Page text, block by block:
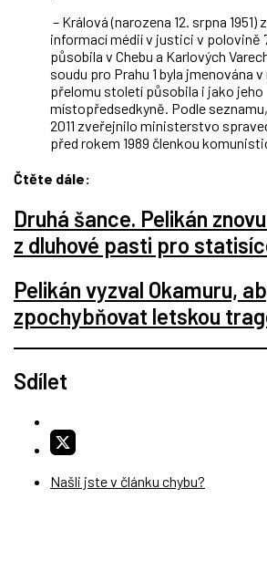
– Králová (narozena 12. srpna 1951)
informací médií v justici v polovině
působila v Chebu a Karlových
soudu pro Prahu 1 byla jmenována v
přelomu století působila i jako jeho
místopředsedkyně. Podle
2011 zveřejnilo ministerstvo
před rokem 1989 členkou
Čtěte dále:
Druhá šance. Pelikán
z dluhové pasti pro
Pelikán vyzval Okamuru,
zpochybňovat letskou
Sdílet
Našli jste v článku chybu?